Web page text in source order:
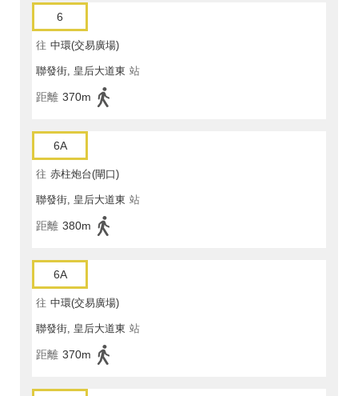
6
往 中環(交易廣場)
聯發街, 皇后大道東 站
距離 370m
6A
往 赤柱炮台(閘口)
聯發街, 皇后大道東 站
距離 380m
6A
往 中環(交易廣場)
聯發街, 皇后大道東 站
距離 370m